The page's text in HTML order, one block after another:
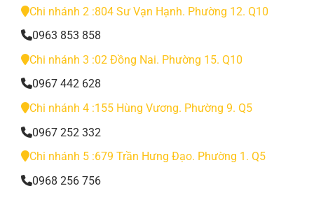
Chi nhánh 2 :804 Sư Vạn Hạnh. Phường 12. Q10
0963 853 858
Chi nhánh 3 :02 Đồng Nai. Phường 15. Q10
0967 442 628
Chi nhánh 4 :155 Hùng Vương. Phường 9. Q5
0967 252 332
Chi nhánh 5 :679 Trần Hưng Đạo. Phường 1. Q5
0968 256 756